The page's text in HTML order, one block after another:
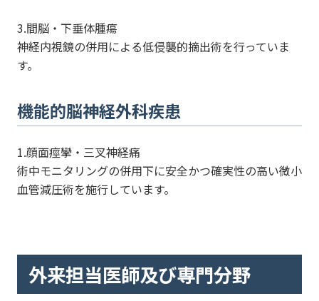
3.間脳・下垂体腫瘍
神経内視鏡の併用による低侵襲的摘出術を行っていま
す。
機能的脳神経外科疾患
1.顔面痙攣・三叉神経痛
術中モニタリングの併用下に安全かつ確実性の高い微小
血管減圧術を施行しています。
外来担当医師及び専門分野